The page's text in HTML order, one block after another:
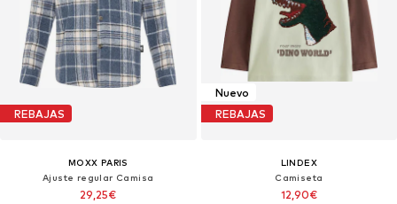
REBAJAS
MOXX PARIS
Ajuste regular Camisa
29,25€
Nuevo
REBAJAS
LINDEX
Camiseta
12,90€